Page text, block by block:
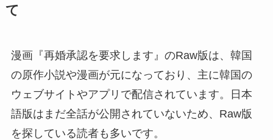
て
漫画『再婚承認を要求します』のRaw版は、韓国
の原作小説や漫画が元になっており、主に韓国の
ウェブサイトやアプリで配信されています。日本
語版はまだ全話が公開されていないため、Raw版
を探している読者も多いです。